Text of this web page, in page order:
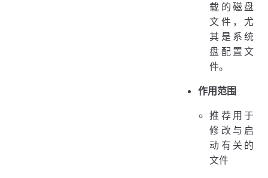
载的磁盘
文件，尤
其是系统
盘配置文
件。
作用范围
推荐用于
修改与启
动有关的
文件